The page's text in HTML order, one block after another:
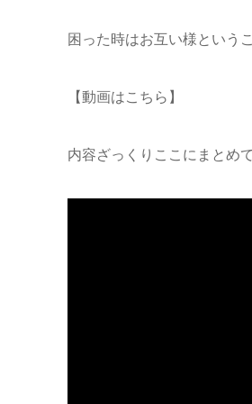
困った時はお互い様という
【動画はこちら】
内容ざっくりここにまとめて